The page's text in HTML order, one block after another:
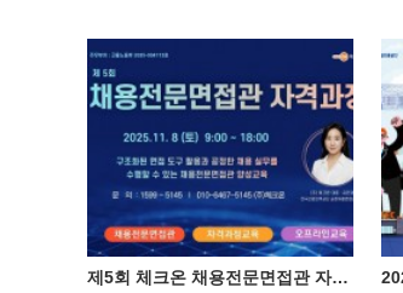
제5회 체크온 채용전문면접관 자격과정